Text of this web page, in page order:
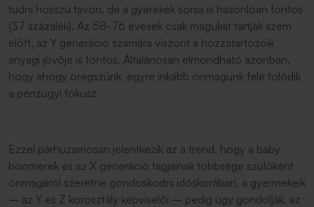
tudni hosszú távon, de a gyerekek sorsa is hasonlóan fontos
(37 százalék). Az 58-76 évesek csak magukat tartják szem
előtt, az Y generáció számára viszont a hozzátartozóik
anyagi jövője is fontos. Általánosan elmondható azonban,
hogy ahogy öregszünk, egyre inkább önmagunk felé tolódik
a pénzügyi fókusz.
Ezzel párhuzamosan jelentkezik az a trend, hogy a baby
boomerek és az X generáció tagjainak többsége szülőként
önmagáról szeretne gondoskodni időskorában, a gyermekeik
– az Y és Z korosztály képviselői – pedig úgy gondolják, az